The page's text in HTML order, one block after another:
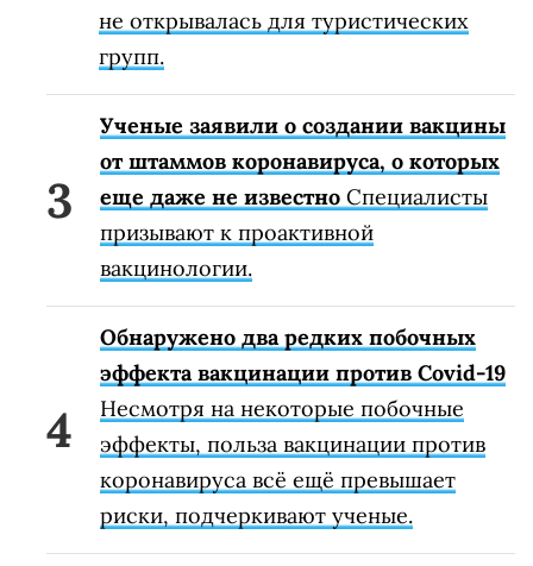
не открывалась для туристических
групп.
Ученые заявили о создании вакцины
от штаммов коронавируса, о которых
еще даже не известно Специалисты
призывают к проактивной
вакцинологии.
Обнаружено два редких побочных
эффекта вакцинации против Covid-19
Несмотря на некоторые побочные
эффекты, польза вакцинации против
коронавируса всё ещё превышает
риски, подчеркивают ученые.